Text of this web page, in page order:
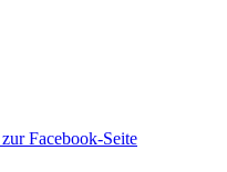
Facebook-Seite